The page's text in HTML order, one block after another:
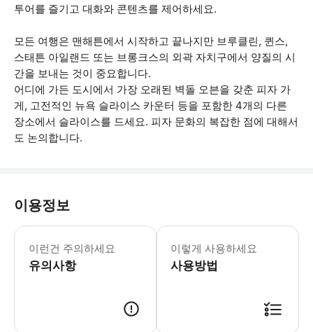
투어를 즐기고 대화와 콘텐츠를 제어하세요.
모든 여행은 맨해튼에서 시작하고 끝나지만 브루클린, 퀸스,
스태튼 아일랜드 또는 브롱크스의 외곽 자치구에서 양질의 시
간을 보내는 것이 중요합니다.
어디에 가든 도시에서 가장 오래된 벽돌 오븐을 갖춘 피자 가
게, 고전적인 뉴욕 슬라이스 카운터 등을 포함한 4개의 다른
장소에서 슬라이스를 드세요. 피자 문화의 복잡한 점에 대해서
도 논의합니다.
이용정보
이런건 주의하세요
유의사항
* 소요시간 : 4.5시간 (옵션에 따라 소
이렇게 사용하세요
사용방법